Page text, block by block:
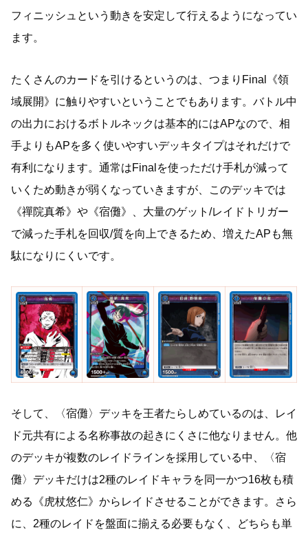
フィニッシュという動きを安定して行えるようになってい
ます。
たくさんのカードを引けるというのは、つまりFinal《領
域展開》に触りやすいということでもあります。バトル中
の出力におけるボトルネックは基本的にはAPなので、相
手よりもAPを多く使いやすいデッキタイプはそれだけで
有利になります。通常はFinalを使っただけ手札が減って
いくため動きが弱くなっていきますが、このデッキでは
《禪院真希》や《宿儺》、大量のゲット/レイドトリガー
で減った手札を回収/質を向上できるため、増えたAPも無
駄になりにくいです。
そして、〈宿儺〉デッキを王者たらしめているのは、レイ
ド元共有による名称事故の起きにくさに他なりません。他
のデッキが複数のレイドラインを採用している中、〈宿
儺〉デッキだけは2種のレイドキャラを同一かつ16枚も積
める《虎杖悠仁》からレイドさせることができます。さら
に、2種のレイドを盤面に揃える必要もなく、どちらも単